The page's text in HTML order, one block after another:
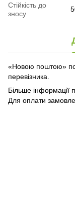
Стійкість до
зносу
«Новою поштою» по
перевізника.
Більше інформації
Для оплати